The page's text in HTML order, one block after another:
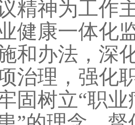
精神为工作
健康一体化
和办法，深
治理，强化
固树立“职